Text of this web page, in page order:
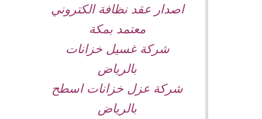
اصدار عقد نظافة الكتروني
معتمد بمكة
شركة غسيل خزانات
بالرياض
شركة عزل خزانات اسطح
بالرياض